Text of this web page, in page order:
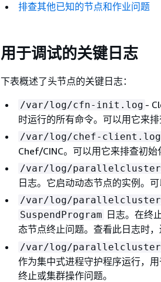
排查其他已知的节点和作业问题
用于调试的关键日志
下表概述了头节点的关键日志：
/var/log/cfn-init.log -
时运行的所有命令。可以用它来排
/var/log/chef-client.log
Chef/CINC。可以用它来排查初始
/var/log/parallelcluster/
日志。它启动动态节点的实例。
/var/log/parallelcluster/
SuspendProgram 日志。在终
态节点终止问题。查看此日志时
/var/log/
作为集中式进程守护程序运行，
终止或集群操作问题。